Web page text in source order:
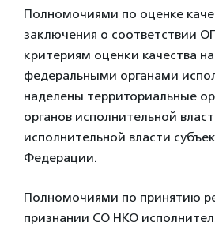
Полномочиями по оценке
заключения о соответствии
критериям оценки качества
федеральными органами
наделены территориальные
органов исполнительной
исполнительной власти
Федерации.
Полномочиями по принятию
признании СО НКО